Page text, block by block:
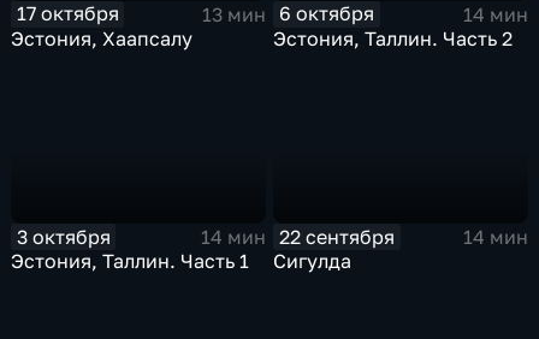
17 октября
13 мин
Эстония, Хаапсалу
6 октября
14 мин
Эстония, Таллин. Часть 2
3 октября
14 мин
Эстония, Таллин. Часть 1
22 сентября
14 мин
Сигулда